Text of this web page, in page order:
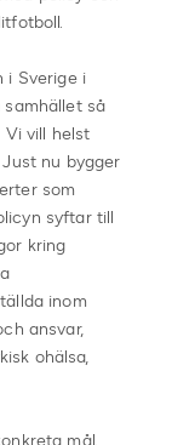
i Sverige i
så
vill helst
nu bygger
som
syftar till
kring
inom
ansvar,
ohälsa,
mål.